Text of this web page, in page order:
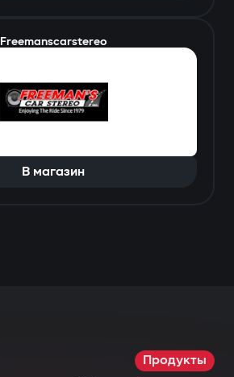
Freemanscarstereo
В магазин
Продукты